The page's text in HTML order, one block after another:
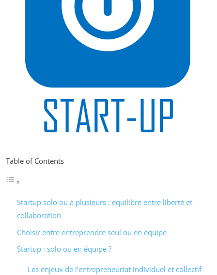
Table of Contents
Startup solo ou à plusieurs : équilibre entre liberté et
collaboration
Choisir entre entreprendre seul ou en équipe
Startup : solo ou en équipe ?
Les enjeux de l’entrepreneuriat individuel et collectif